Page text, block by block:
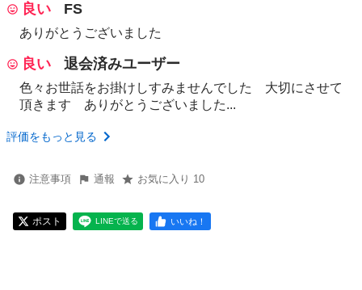
良い FS
ありがとうございました
良い 退会済みユーザー
色々お世話をお掛けしすみませんでした 大切にさせて
頂きます ありがとうございました...
評価をもっと見る
注意事項 通報 お気に入り 10
ポスト LINEで送る いいね！